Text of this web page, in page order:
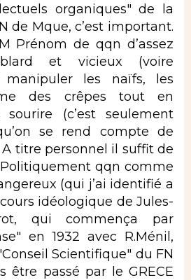
organiques" de la
de Mque, c’est important.
Prénom de qqn d’assez
et vicieux (voire
manipuler les naïfs, les
des crêpes tout en
(c’est seulement
se rend compte de
A titre personnel il suffit de
qqn comme
(qui j’ai identifié a
idéologique de Jules-
qui commença par
en 1932 avec R.Ménil,
Scientifique" du FN
être passé par le GRECE